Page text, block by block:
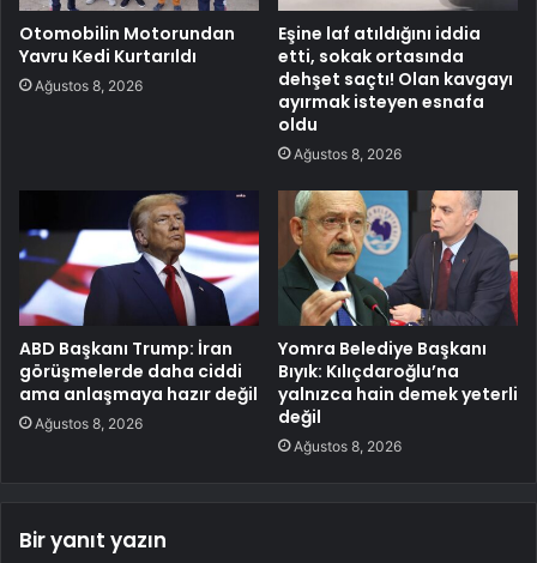
Otomobilin Motorundan
Yavru Kedi Kurtarıldı
Ağustos 8, 2026
Eşine laf atıldığını iddia
etti, sokak ortasında
dehşet saçtı! Olan kavgayı
ayırmak isteyen esnafa
oldu
Ağustos 8, 2026
ABD Başkanı Trump: İran
görüşmelerde daha ciddi
ama anlaşmaya hazır değil
Ağustos 8, 2026
Yomra Belediye Başkanı
Bıyık: Kılıçdaroğlu’na
yalnızca hain demek yeterli
değil
Ağustos 8, 2026
Bir yanıt yazın